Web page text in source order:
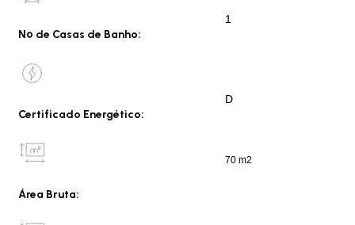
Nº de Casas de Banho:
1
Certificado Energético:
D
Área Bruta:
70 m2